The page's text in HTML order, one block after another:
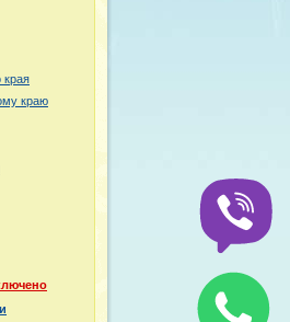
края
краю